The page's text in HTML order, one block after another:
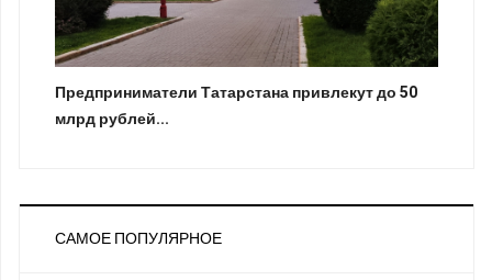
Предприниматели Татарстана привлекут до 50
млрд рублей...
САМОЕ ПОПУЛЯРНОЕ